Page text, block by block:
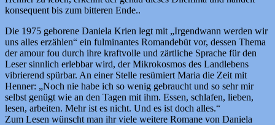
konsequent bis zum bitteren Ende..
Die 1975 geborene Daniela Krien legt mit „Irgendwann werden wir
uns alles erzählen“ ein fulminantes Romandebüt vor, dessen Thema
der amour fou durch ihre kraftvolle und zärtliche Sprache für den
Leser sinnlich erlebbar wird, der Mikrokosmos des Landlebens
vibrierend spürbar. An einer Stelle resümiert Maria die Zeit mit
Henner: „Noch nie habe ich so wenig gebraucht und so sehr mir
selbst genügt wie an den Tagen mit ihm. Essen, schlafen, lieben,
lesen, arbeiten. Mehr ist es nicht. Und es ist doch alles.“
Zum Lesen wünscht man ihr viele weitere Romane von Daniela